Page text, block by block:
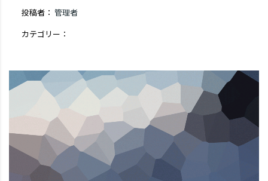
投稿者： 管理者
カテゴリー：